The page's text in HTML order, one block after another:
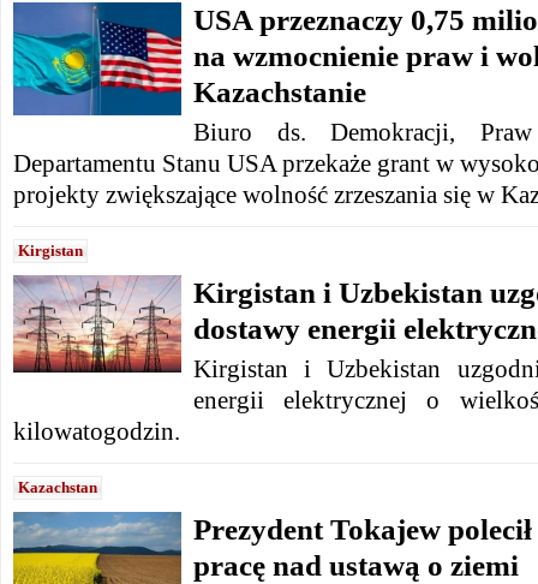
USA przeznaczy 0,75
na wzmocnienie praw i
Kazachstanie
Biuro ds. Demokracji,
Departamentu Stanu USA przekaże grant w
projekty zwiększające wolność zrzeszania się w
Kirgistan
Kirgistan i Uzbekistan
dostawy energii
Kirgistan i Uzbekistan
energii elektrycznej o
kilowatogodzin.
Kazachstan
Prezydent Tokajew
pracę nad ustawą o ziemi